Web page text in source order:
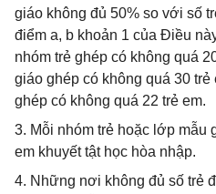
giáo không đủ 50% so với số
điểm a, b khoản 1 của Điều
nhóm trẻ ghép có không quá
giáo ghép có không quá 30
ghép có không quá 22 trẻ em.
3. Mỗi nhóm trẻ hoặc lớp mẫu
em khuyết tật học hòa nhập.
4. Những nơi không đủ số trẻ